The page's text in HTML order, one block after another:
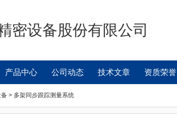
密设备股份有限公司
产品中心 公司动态 技术文章 资质荣誉
> 多架同步跟踪测量系统